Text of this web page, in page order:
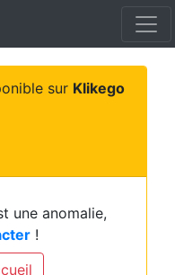
sur Klikego
une anomalie,
!